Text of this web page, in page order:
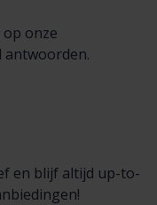
onze
antwoorden.
en blijf altijd up-to-